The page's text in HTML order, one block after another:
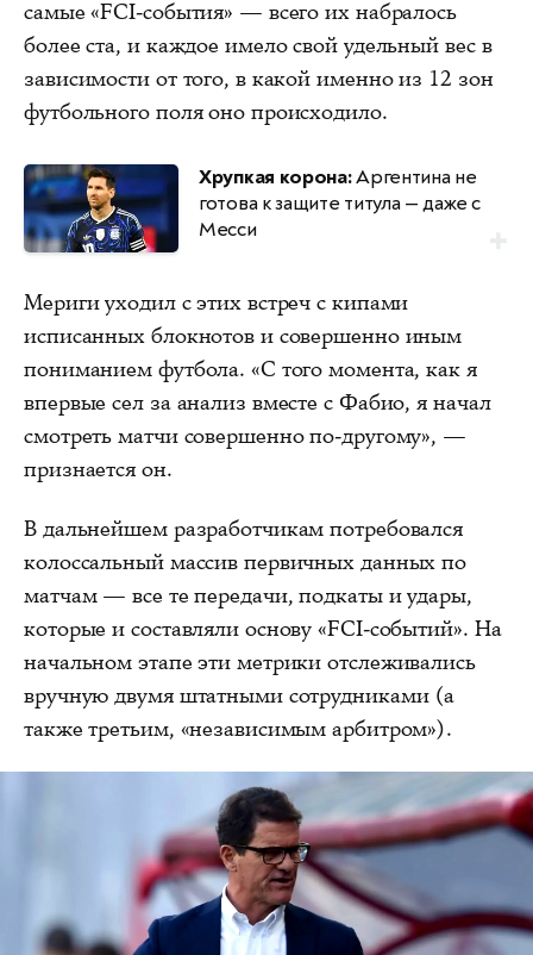
самые «FCI-события» — всего их набралось
более ста, и каждое имело свой удельный вес в
зависимости от того, в какой именно из 12 зон
футбольного поля оно происходило.
Хрупкая корона:Аргентина не
готова к защите титула — даже с
Месси
Мериги уходил с этих встреч с кипами
исписанных блокнотов и совершенно иным
пониманием футбола. «С того момента, как я
впервые сел за анализ вместе с Фабио, я начал
смотреть матчи совершенно по-другому», —
признается он.
В дальнейшем разработчикам потребовался
колоссальный массив первичных данных по
матчам — все те передачи, подкаты и удары,
которые и составляли основу «FCI-событий». На
начальном этапе эти метрики отслеживались
вручную двумя штатными сотрудниками (а
также третьим, «независимым арбитром»).